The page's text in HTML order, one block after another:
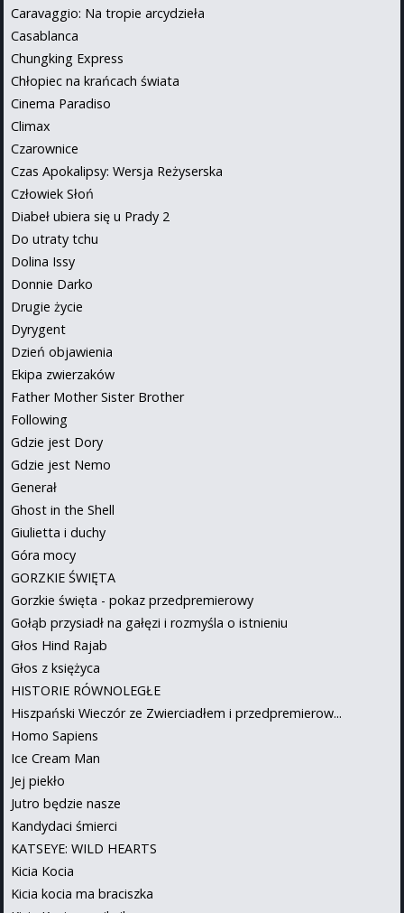
Caravaggio: Na tropie arcydzieła
Casablanca
Chungking Express
Chłopiec na krańcach świata
Cinema Paradiso
Climax
Czarownice
Czas Apokalipsy: Wersja Reżyserska
Człowiek Słoń
Diabeł ubiera się u Prady 2
Do utraty tchu
Dolina Issy
Donnie Darko
Drugie życie
Dyrygent
Dzień objawienia
Ekipa zwierzaków
Father Mother Sister Brother
Following
Gdzie jest Dory
Gdzie jest Nemo
Generał
Ghost in the Shell
Giulietta i duchy
Góra mocy
GORZKIE ŚWIĘTA
Gorzkie święta - pokaz przedpremierowy
Gołąb przysiadł na gałęzi i rozmyśla o istnieniu
Głos Hind Rajab
Głos z księżyca
HISTORIE RÓWNOLEGŁE
Hiszpański Wieczór ze Zwierciadłem i przedpremierow...
Homo Sapiens
Ice Cream Man
Jej piekło
Jutro będzie nasze
Kandydaci śmierci
KATSEYE: WILD HEARTS
Kicia Kocia
Kicia kocia ma braciszka